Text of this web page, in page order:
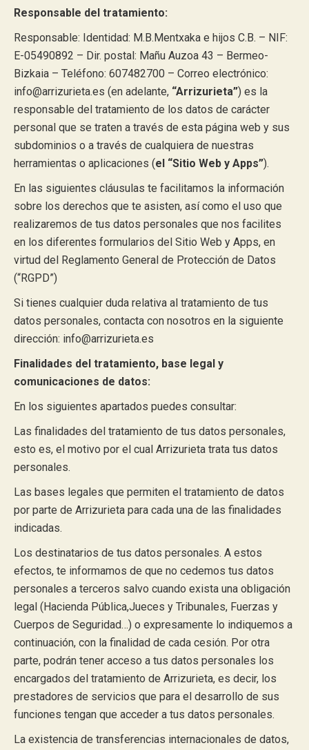
Responsable del tratamiento:
Responsable: Identidad: M.B.Mentxaka e hijos C.B. – NIF:
E-05490892 – Dir. postal: Mañu Auzoa 43 – Bermeo-
Bizkaia – Teléfono: 607482700 – Correo electrónico:
info@arrizurieta.es (en adelante, “Arrizurieta”) es la
responsable del tratamiento de los datos de carácter
personal que se traten a través de esta página web y sus
subdominios o a través de cualquiera de nuestras
herramientas o aplicaciones (el “Sitio Web y Apps”).
En las siguientes cláusulas te facilitamos la información
sobre los derechos que te asisten, así como el uso que
realizaremos de tus datos personales que nos facilites
en los diferentes formularios del Sitio Web y Apps, en
virtud del Reglamento General de Protección de Datos
(“RGPD”)
Si tienes cualquier duda relativa al tratamiento de tus
datos personales, contacta con nosotros en la siguiente
dirección: info@arrizurieta.es
Finalidades del tratamiento, base legal y
comunicaciones de datos:
En los siguientes apartados puedes consultar:
Las finalidades del tratamiento de tus datos personales,
esto es, el motivo por el cual Arrizurieta trata tus datos
personales.
Las bases legales que permiten el tratamiento de datos
por parte de Arrizurieta para cada una de las finalidades
indicadas.
Los destinatarios de tus datos personales. A estos
efectos, te informamos de que no cedemos tus datos
personales a terceros salvo cuando exista una obligación
legal (Hacienda Pública,Jueces y Tribunales, Fuerzas y
Cuerpos de Seguridad…) o expresamente lo indiquemos a
continuación, con la finalidad de cada cesión. Por otra
parte, podrán tener acceso a tus datos personales los
encargados del tratamiento de Arrizurieta, es decir, los
prestadores de servicios que para el desarrollo de sus
funciones tengan que acceder a tus datos personales.
La existencia de transferencias internacionales de datos,